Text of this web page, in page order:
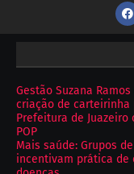
Gestão Suzana
criação de carteirinha
Prefeitura de Juazeiro
POP
Mais saúde: Grupos
incentivam prática de